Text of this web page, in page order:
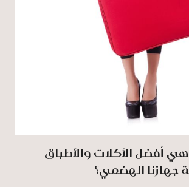
أفضل الأكلات والأطباق
جهازنا الهضمي؟